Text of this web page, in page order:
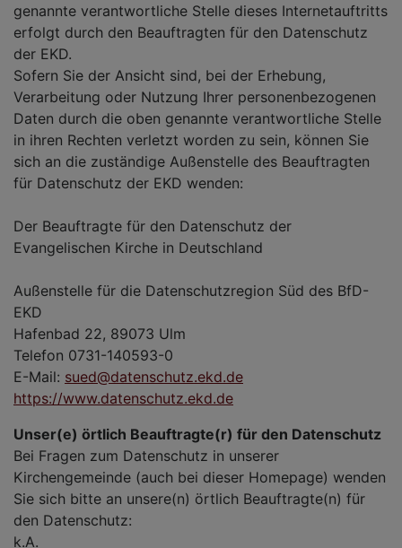
genannte verantwortliche Stelle dieses Internetauftritts
erfolgt durch den Beauftragten für den Datenschutz
der EKD.
Sofern Sie der Ansicht sind, bei der Erhebung,
Verarbeitung oder Nutzung Ihrer personenbezogenen
Daten durch die oben genannte verantwortliche Stelle
in ihren Rechten verletzt worden zu sein, können Sie
sich an die zuständige Außenstelle des Beauftragten
für Datenschutz der EKD wenden:
Der Beauftragte für den Datenschutz der
Evangelischen Kirche in Deutschland
Außenstelle für die Datenschutzregion Süd des BfD-
EKD
Hafenbad 22, 89073 Ulm
Telefon 0731-140593-0
E-Mail: sued@datenschutz.ekd.de
https://www.datenschutz.ekd.de
Unser(e) örtlich Beauftragte(r) für den Datenschutz
Bei Fragen zum Datenschutz in unserer
Kirchengemeinde (auch bei dieser Homepage) wenden
Sie sich bitte an unsere(n) örtlich Beauftragte(n) für
den Datenschutz:
k.A.